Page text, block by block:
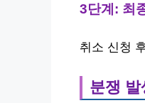
3단계: 최
취소 신청
분쟁